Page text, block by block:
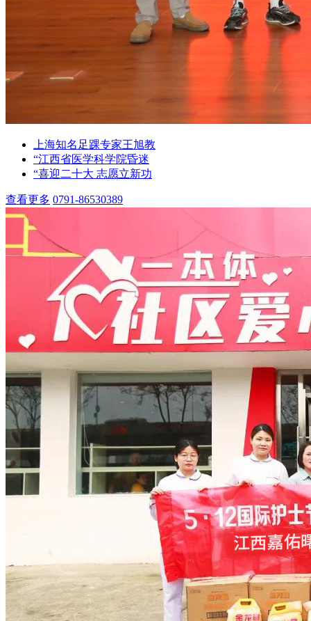
上海知名足踝专家王旭教
“江西省医学科学院昏迷
“喜迎二十大 志愿立新功
查看更多 0791-86530389